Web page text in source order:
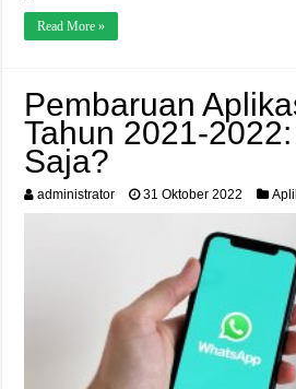
Read More »
Pembaruan
Tahun 2021-
Saja?
administrator 31 Oktober 2022